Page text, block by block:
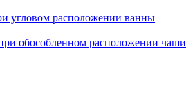
угловом расположении ванны
обособленном расположении чаши